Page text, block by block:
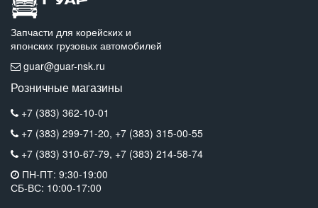
Запчасти для корейских и
японских грузовых автомобилей
guar@guar-nsk.ru
Розничные магазины
+7 (383) 362-10-01
+7 (383) 299-71-20, +7 (383) 315-00-55
+7 (383) 310-67-79, +7 (383) 214-58-74
ПН-ПТ: 9:30-19:00
СБ-ВС: 10:00-17:00